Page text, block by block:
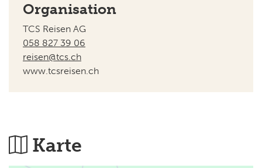
Organisation
TCS Reisen AG
058 827 39 06
reisen@tcs.ch
www.tcsreisen.ch
Karte